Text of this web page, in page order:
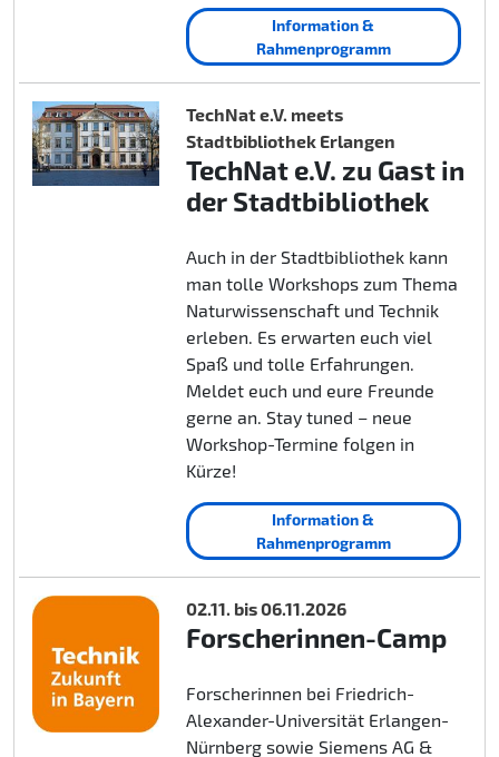
Information &
Rahmenprogramm
TechNat e.V. meets
Stadtbibliothek Erlangen
TechNat e.V. zu Gast in
der Stadtbibliothek
Auch in der Stadtbibliothek kann
man tolle Workshops zum Thema
Naturwissenschaft und Technik
erleben. Es erwarten euch viel
Spaß und tolle Erfahrungen.
Meldet euch und eure Freunde
gerne an. Stay tuned – neue
Workshop-Termine folgen in
Kürze!
Information &
Rahmenprogramm
02.11. bis 06.11.2026
Forscherinnen-Camp
Forscherinnen bei Friedrich-
Alexander-Universität Erlangen-
Nürnberg sowie Siemens AG &